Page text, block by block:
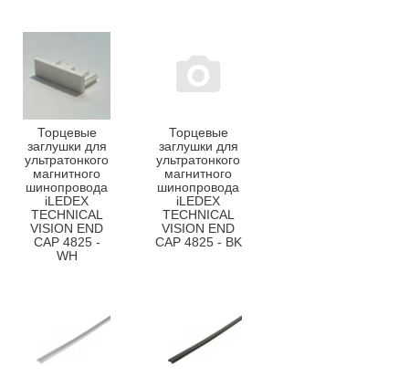
Торцевые
заглушки для
ультратонкого
магнитного
шинопровода
iLEDEX
TECHNICAL
VISION END
CAP 4825 -
WH
Торцевые
заглушки для
ультратонкого
магнитного
шинопровода
iLEDEX
TECHNICAL
VISION END
CAP 4825 - BK